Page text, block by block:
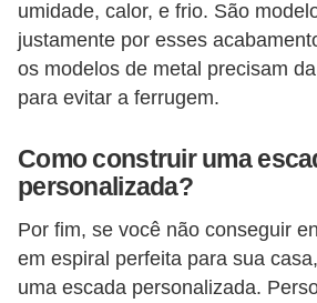
umidade, calor, e frio. São
justamente por esses
os modelos de metal precisam
para evitar a ferrugem.
Como construir uma
personalizada?
Por fim, se você não conseguir
em espiral perfeita para sua
uma escada personalizada.